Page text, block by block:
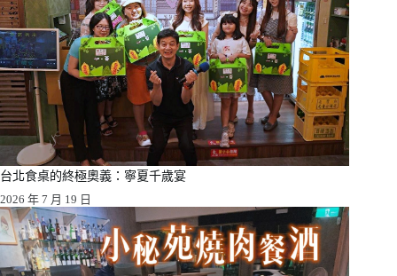
台北食桌的終極奧義：寧夏千歲宴
2026 年 7 月 19 日